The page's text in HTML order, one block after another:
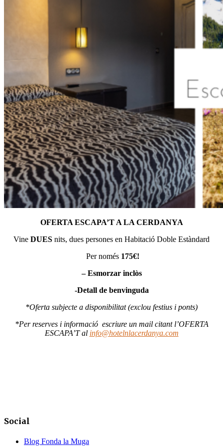
OFERTA ESCAPA’T A LA CERDANYA
Vine DUES nits, dues persones en Habitació Doble Estàndard
Per només 175€!
– Esmorzar inclòs
-Detall de benvinguda
*Oferta subjecte a disponibilitat (exclou festius i ponts)
*Per reserves i informació escriure un mail citant l’OFERTA
ESCAPA’T al info@hotelnlacerdanya.com
Social
Blog Fonda la Muga